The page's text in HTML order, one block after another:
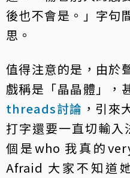
後也不會是。」字句
思。
值得注意的是，由於
戲稱是「晶晶體」，
threads討論 ，引來
打字還要一直切輸
個是who 我真的
Afraid 大家不知道